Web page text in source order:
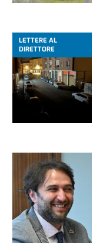
LETTERE AL
DIRETTORE